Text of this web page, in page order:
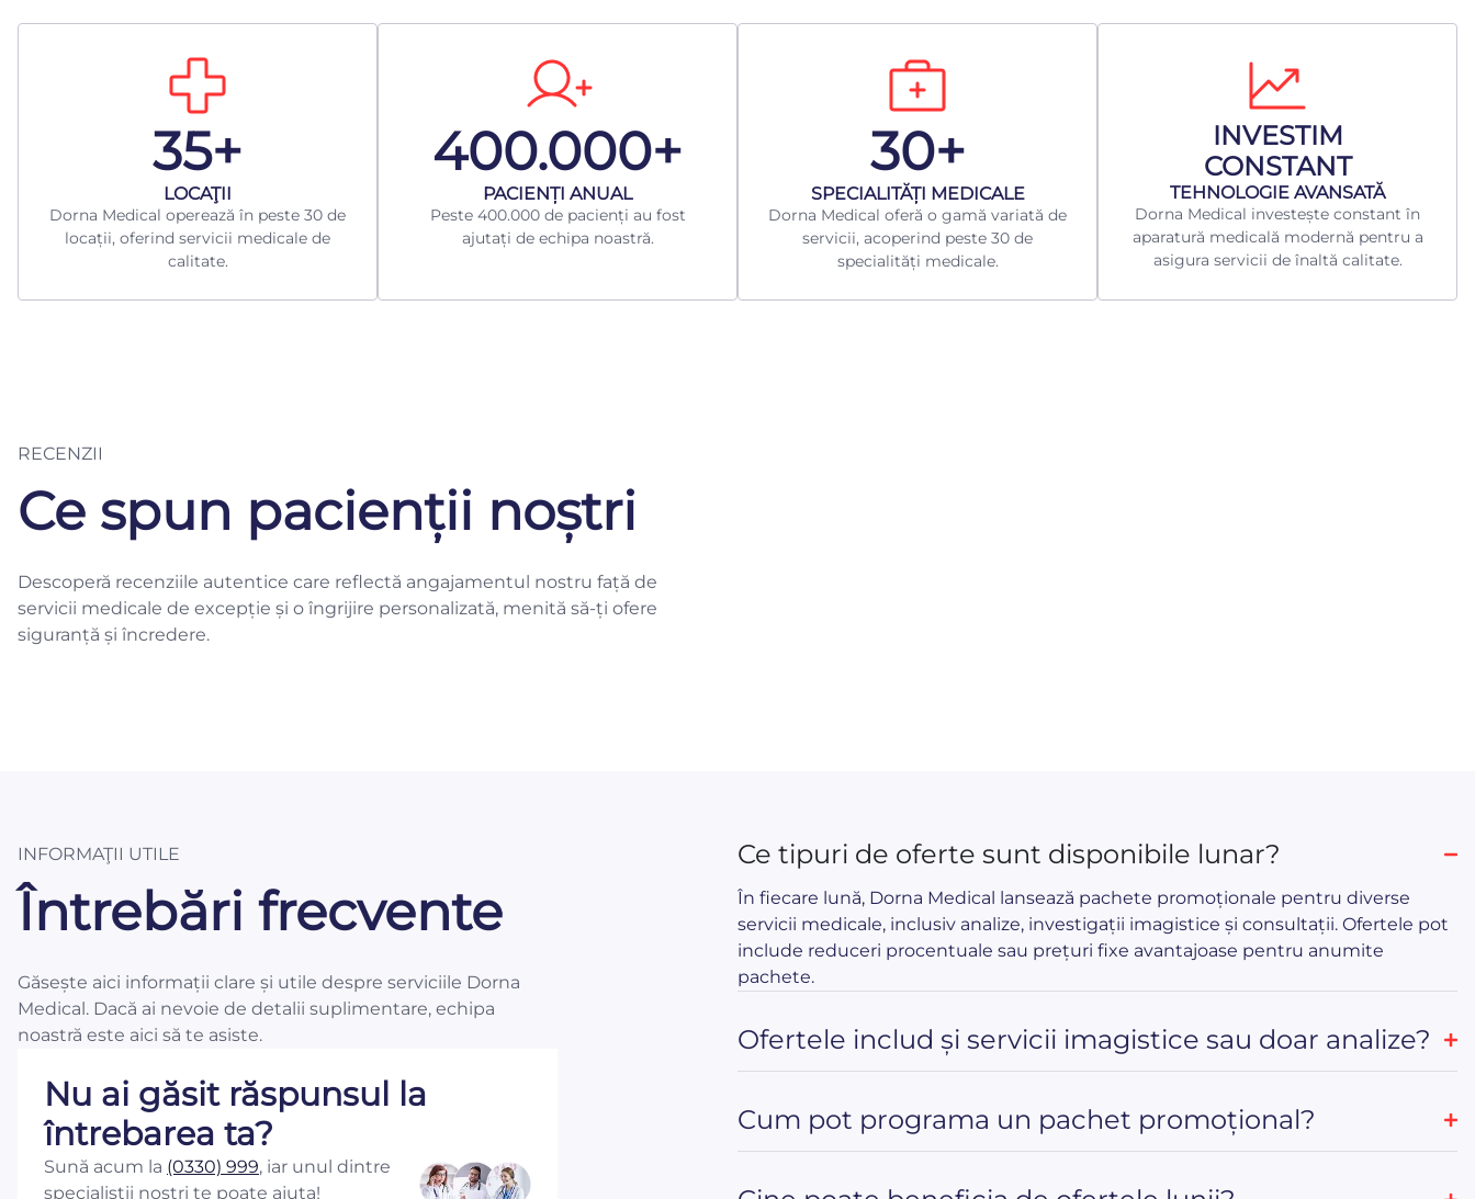
35+
LOCAŢII
Dorna Medical operează în peste 30 de
locații, oferind servicii medicale de
calitate.
400.000+
​PACIENȚI ANUAL
Peste 400.000 de pacienți au fost
ajutați de echipa noastră.
30+
​SPECIALITĂȚI MEDICALE
Dorna Medical oferă o gamă variată de
servicii, acoperind peste 30 de
specialități medicale.
INVESTIM
CONSTANT
TEHNOLOGIE AVANSATĂ
Dorna Medical investește constant în
aparatură medicală modernă pentru a
asigura servicii de înaltă calitate.
RECENZII
Ce spun pacienții noștri
Descoperă recenziile autentice care reflectă angajamentul nostru față de
servicii medicale de excepție și o îngrijire personalizată, menită să-ți ofere
siguranță și încredere.
INFORMAŢII UTILE
Întrebări frecvente
Găsește aici informații clare și utile despre serviciile Dorna
Medical. Dacă ai nevoie de detalii suplimentare, echipa
noastră este aici să te asiste.
Nu ai găsit răspunsul la
întrebarea ta?
Sună acum la (0330) 999, iar unul dintre
specialiștii noștri te poate ajuta!
Ce tipuri de oferte sunt disponibile lunar?
În fiecare lună, Dorna Medical lansează pachete promoționale pentru diverse
servicii medicale, inclusiv analize, investigații imagistice și consultații. Ofertele pot
include reduceri procentuale sau prețuri fixe avantajoase pentru anumite
pachete.
Ofertele includ și servicii imagistice sau doar analize?
Cum pot programa un pachet promoțional?